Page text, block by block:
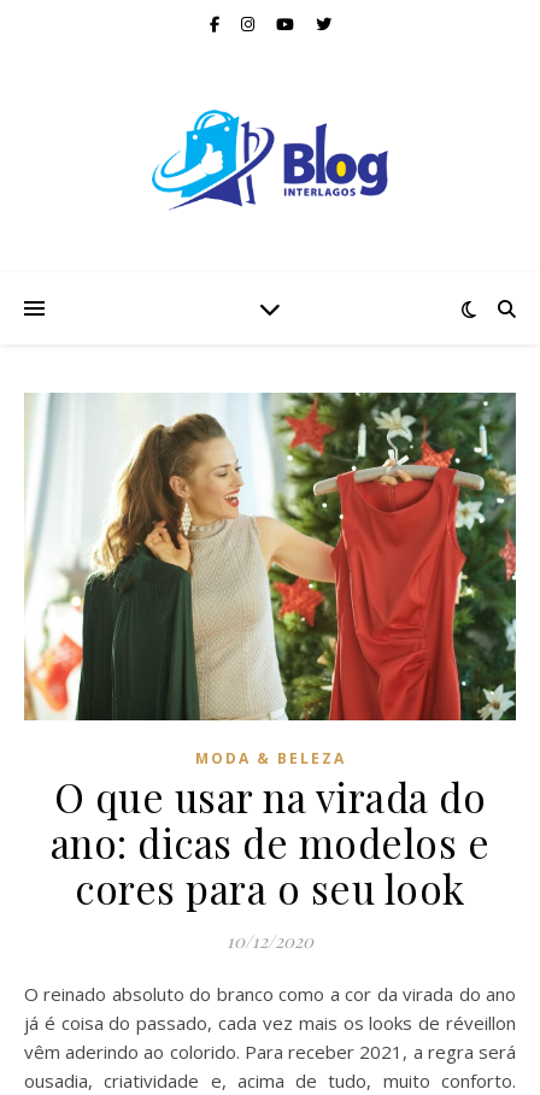
MODA & BELEZA
O que usar na virada do
ano: dicas de modelos e
cores para o seu look
10/12/2020
O reinado absoluto do branco como a cor da virada do ano
já é coisa do passado, cada vez mais os looks de réveillon
vêm aderindo ao colorido. Para receber 2021, a regra será
ousadia, criatividade e, acima de tudo, muito conforto.